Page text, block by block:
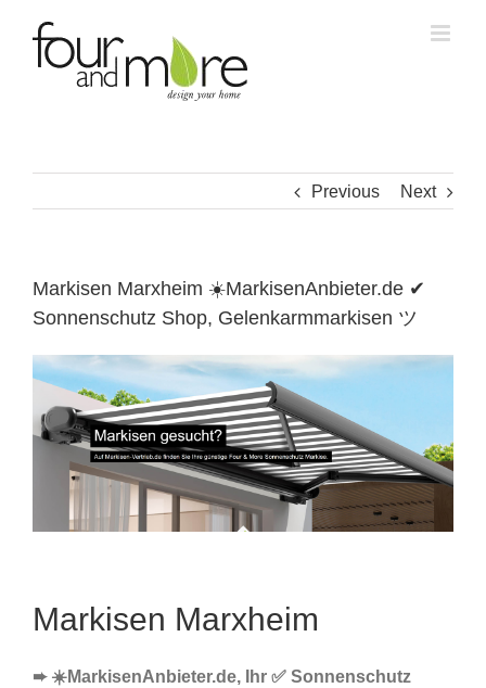
content
Previous Next
Markisen Marxheim ☀️MarkisenAnbieter.de ✔
Sonnenschutz Shop, Gelenkarmmarkisen ツ
Markisen Marxheim
➨ ☀️MarkisenAnbieter.de, Ihr ✅ Sonnenschutz